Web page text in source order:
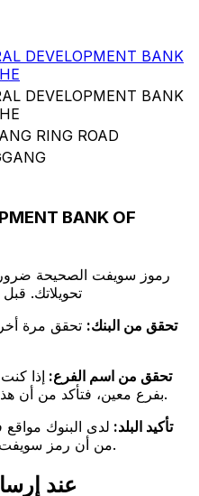
DEVELOPMENT BANK
DEVELOPMENT BANK
RING ROAD
BANK OF
رموز سويفت الصحيحة
تحويلاتك.
تحقق من البنك: تحقق مرة
تحقق من اسم الفرع: إذا
بفرع معين، فتأكد من أن هذا الفرع يطابق فرع المستلم.
تأكيد البلد: لدى البنوك مواقع
من أن رمز سويفت يتوافق مع بلد البنك الوجهة.